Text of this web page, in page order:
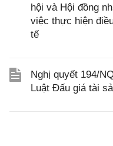
hội và Hội đồng
việc thực hiện
tế
Nghị quyết 194/
Luật Đấu giá tài